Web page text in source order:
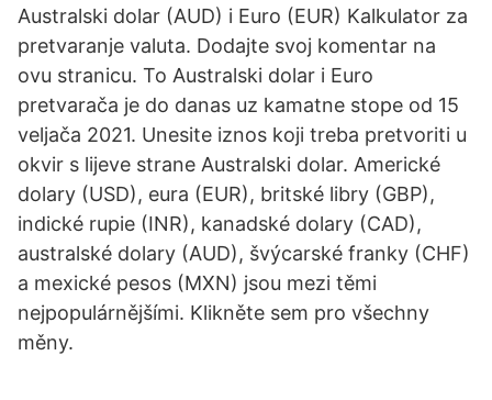
Australski dolar (AUD) i Euro (EUR) Kalkulator za
pretvaranje valuta. Dodajte svoj komentar na
ovu stranicu. To Australski dolar i Euro
pretvarača je do danas uz kamatne stope od 15
veljača 2021. Unesite iznos koji treba pretvoriti u
okvir s lijeve strane Australski dolar. Americké
dolary (USD), eura (EUR), britské libry (GBP),
indické rupie (INR), kanadské dolary (CAD),
australské dolary (AUD), švýcarské franky (CHF)
a mexické pesos (MXN) jsou mezi těmi
nejpopulárnějšími. Klikněte sem pro všechny
měny.